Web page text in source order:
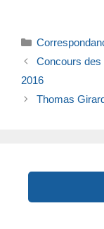
e
o
e
n
Catégories
Concours des
2016
Thomas